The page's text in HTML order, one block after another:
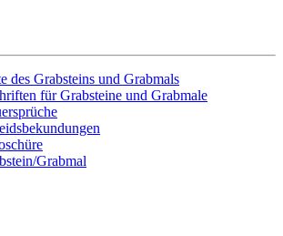
des Grabsteins und Grabmals
für Grabsteine und Grabmale
Grabmal